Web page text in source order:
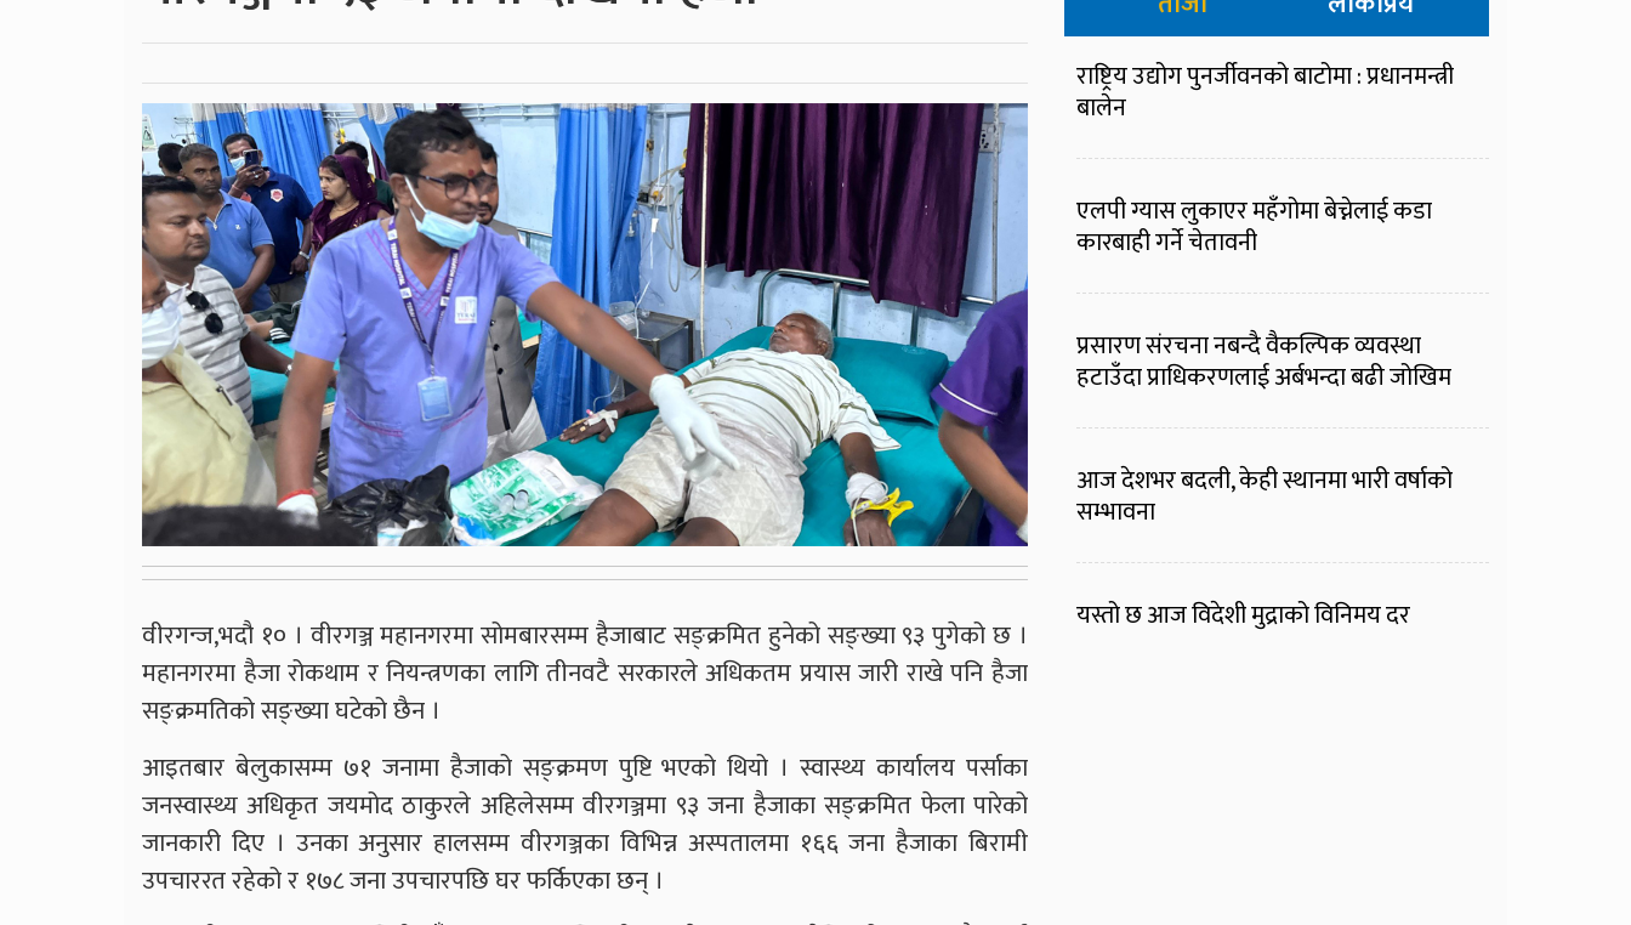
वीरगन्ज,भदौ १० । वीरगञ्ज महानगरमा सोमबारसम्म हैजाबाट सङ्क्रमित हुनेको सङ्ख्या ९३ पुगेको छ ।
महानगरमा हैजा रोकथाम र नियन्त्रणका लागि तीनवटै सरकारले अधिकतम प्रयास जारी राखे पनि हैजा
सङ्क्रमतिको सङ्ख्या घटेको छैन ।
आइतबार बेलुकासम्म ७१ जनामा हैजाको सङ्क्रमण पुष्टि भएको थियो । स्वास्थ्य कार्यालय पर्साका
जनस्वास्थ्य अधिकृत जयमोद ठाकुरले अहिलेसम्म वीरगञ्जमा ९३ जना हैजाका सङ्क्रमित फेला पारेको
जानकारी दिए । उनका अनुसार हालसम्म वीरगञ्जका विभिन्न अस्पतालमा १६६ जना हैजाका बिरामी
उपचाररत रहेको र १७८ जना उपचारपछि घर फर्किएका छन् ।
राष्ट्रिय उद्योग पुनर्जीवनको बाटोमा : प्रधानमन्त्री
बालेन
एलपी ग्यास लुकाएर महँगोमा बेच्नेलाई कडा
कारबाही गर्ने चेतावनी
प्रसारण संरचना नबन्दै वैकल्पिक व्यवस्था
हटाउँदा प्राधिकरणलाई अर्बभन्दा बढी जोखिम
आज देशभर बदली, केही स्थानमा भारी वर्षाको
सम्भावना
यस्तो छ आज विदेशी मुद्राको विनिमय दर